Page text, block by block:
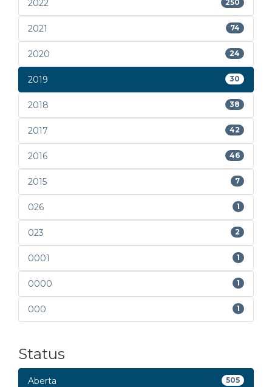
2022 250
2021 74
2020 24
2019 30
2018 38
2017 42
2016 46
2015 7
026 1
023 2
0001 1
0000 1
000 1
Status
Aberta 505